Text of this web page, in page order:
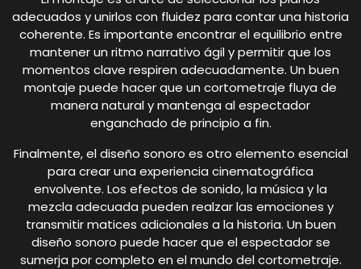
adecuados y unirlos con fluidez para contar una historia
coherente. Es importante encontrar el equilibrio entre
mantener un ritmo narrativo ágil y permitir que los
momentos clave respiren adecuadamente. Un buen
montaje puede hacer que un cortometraje fluya de
manera natural y mantenga al espectador
enganchado de principio a fin.
Finalmente, el diseño sonoro es otro elemento esencial
para crear una experiencia cinematográfica
envolvente. Los efectos de sonido, la música y la
mezcla adecuada pueden realzar las emociones y
transmitir matices adicionales a la historia. Un buen
diseño sonoro puede hacer que el espectador se
sumerja por completo en el mundo del cortometraje.